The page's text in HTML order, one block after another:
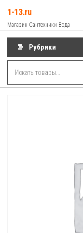
содержимому
1-13.ru
Магазин Сантехники Вода
Рубрики